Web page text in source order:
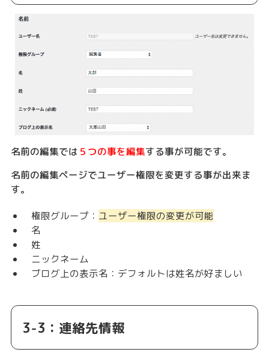
名前の編集では ５つの事を編集する事が可能です。
名前の編集ページでユーザー権限を変更する事が出来ま
す。
権限グループ： ユーザー権限の変更が可能
名
姓
ニックネーム
ブログ上の表示名：デフォルトは姓名が好ましい
3-3：連絡先情報